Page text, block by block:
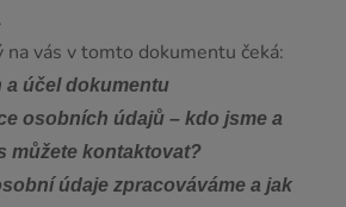
na vás v tomto dokumentu čeká:
a účel dokumentu
osobních údajů – kdo jsme a
můžete kontaktovat?
údaje zpracováváme a jak